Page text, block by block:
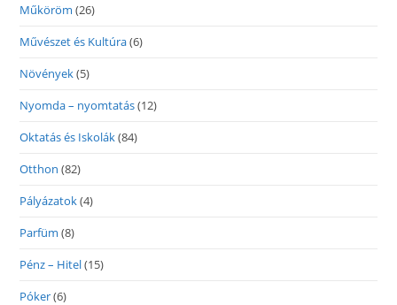
Műköröm (26)
Művészet és Kultúra(6)
Növények(5)
Nyomda – nyomtatás(12)
Oktatás és Iskolák(84)
Otthon (82)
Pályázatok(4)
Parfüm (8)
Pénz – Hitel(15)
Póker(6)